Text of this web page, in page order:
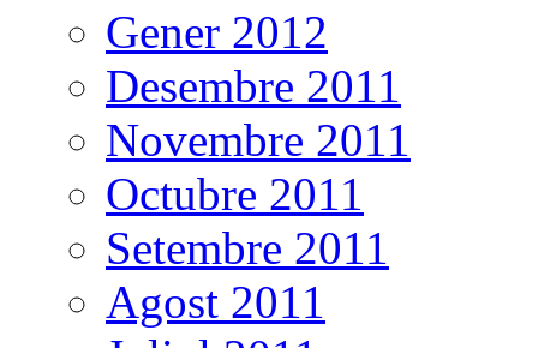
Gener 2012
Desembre 2011
Novembre 2011
Octubre 2011
Setembre 2011
Agost 2011